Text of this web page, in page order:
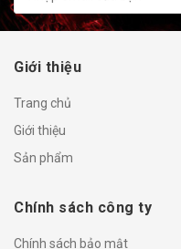
Giới thiệu
Trang chủ
Giới thiệu
Sản phẩm
Chính sách công ty
Chính sách bảo mật